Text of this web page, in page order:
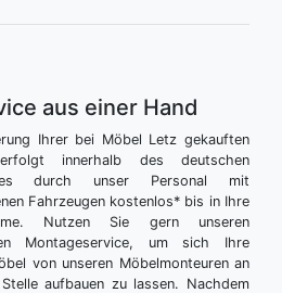
aus einer Hand
Ihrer bei Möbel Letz gekauften
innerhalb des deutschen
durch unser Personal mit
Fahrzeugen kostenlos* bis in Ihre
Nutzen Sie gern unseren
Montageservice, um sich Ihre
von unseren Möbelmonteuren an
aufbauen zu lassen. Nachdem